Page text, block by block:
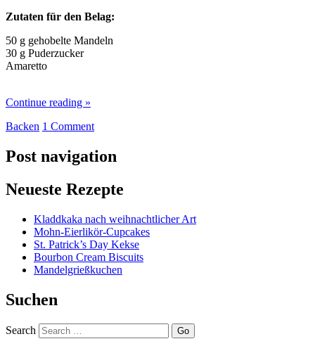
Zutaten für den Belag:
50 g gehobelte Mandeln
30 g Puderzucker
Amaretto
Continue reading »
Backen 1 Comment
Post navigation
Neueste Rezepte
Kladdkaka nach weihnachtlicher Art
Mohn-Eierlikör-Cupcakes
St. Patrick’s Day Kekse
Bourbon Cream Biscuits
Mandelgrießkuchen
Suchen
Search